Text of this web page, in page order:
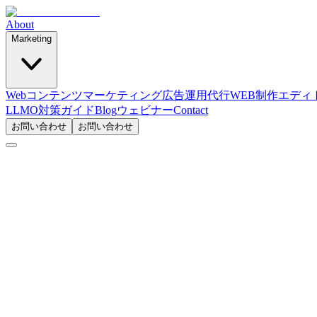
About
Marketing
Webコンテンツマーケティング広告運用代行WEB制作エディ
LLMO対策ガイドBlogウェビナーContact
お問い合わせ お問い合わせ